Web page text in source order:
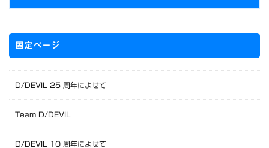
固定ページ
D/DEVIL 25 周年によせて
Team D/DEVIL
D/DEVIL 10 周年によせて